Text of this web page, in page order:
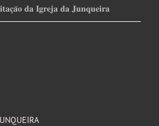
𝐝𝐚 𝐈𝐠𝐫𝐞𝐣𝐚 𝐝𝐚 𝐉𝐮𝐧𝐪𝐮𝐞𝐢𝐫𝐚